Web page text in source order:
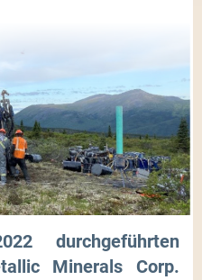
durchgeführten
Minerals Corp.